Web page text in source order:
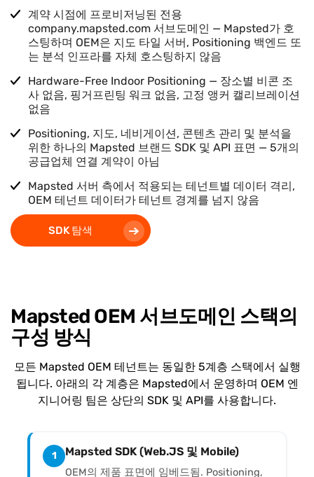
계약 시점에 프로비저닝된 전용
company.mapsted.com 서브도메인 — Mapsted가 호
스팅하며 OEM은 지도 타일 서버, Positioning 백엔드 또
는 분석 인프라를 자체 호스팅하지 않음
Hardware-Free Indoor Positioning — 장소별 비콘 조
사 없음, 핑거프린팅 워크 없음, 고정 앵커 캘리브레이션
없음
Positioning, 지도, 네비게이션, 콘텐츠 관리 및 분석을
위한 하나의 Mapsted 브랜드 SDK 및 API 표면 — 5개의
공급업체 연결 계약이 아님
Mapsted 서버 측에서 적용되는 테넌트별 데이터 격리,
OEM 테넌트 데이터가 테넌트 경계를 넘지 않음
SDK 탐색
Mapsted OEM 서브도메인 스택의
구성 방식
모든 Mapsted OEM 테넌트는 동일한 5계층 스택에서 실행
됩니다. 아래의 각 계층은 Mapsted에서 운영하며 OEM 엔
지니어링 팀은 상단의 SDK 및 API를 사용합니다.
1 Mapsted SDK (Web.JS 및 Mobile)
OEM의 제품 표면에 임베드됨. Positioning,